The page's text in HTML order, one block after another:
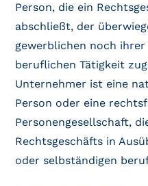
Person, die ein
abschließt, der
gewerblichen noch
beruflichen Tätigkeit
Unternehmer ist eine
Person oder eine
Personengesellschaft,
Rechtsgeschäfts in
oder selbständigen